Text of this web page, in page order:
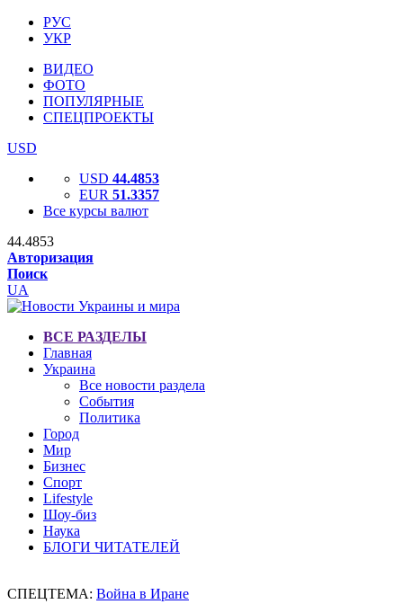
РУС
УКР
ВИДЕО
ФОТО
ПОПУЛЯРНЫЕ
СПЕЦПРОЕКТЫ
USD
USD 44.4853
EUR 51.3357
Все курсы валют
44.4853
Авторизация
Поиск
UA
ВСЕ РАЗДЕЛЫ
Главная
Украина
Все новости раздела
События
Политика
Город
Мир
Бизнес
Спорт
Lifestyle
Шоу-биз
Наука
БЛОГИ ЧИТАТЕЛЕЙ
СПЕЦТЕМА: Война в Иране